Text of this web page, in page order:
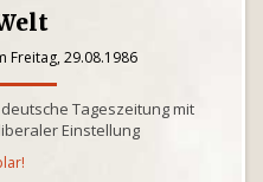
Freitag, 29.08.1986
Tageszeitung mit
Einstellung